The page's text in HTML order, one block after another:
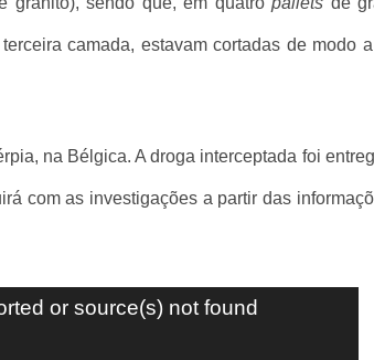
camada, estavam cortadas de modo
na Bélgica. A droga interceptada foi
com as investigações a partir das
or source(s) not found